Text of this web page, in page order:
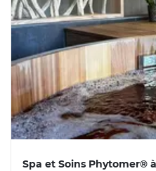
Spa et Soins Phytomer®